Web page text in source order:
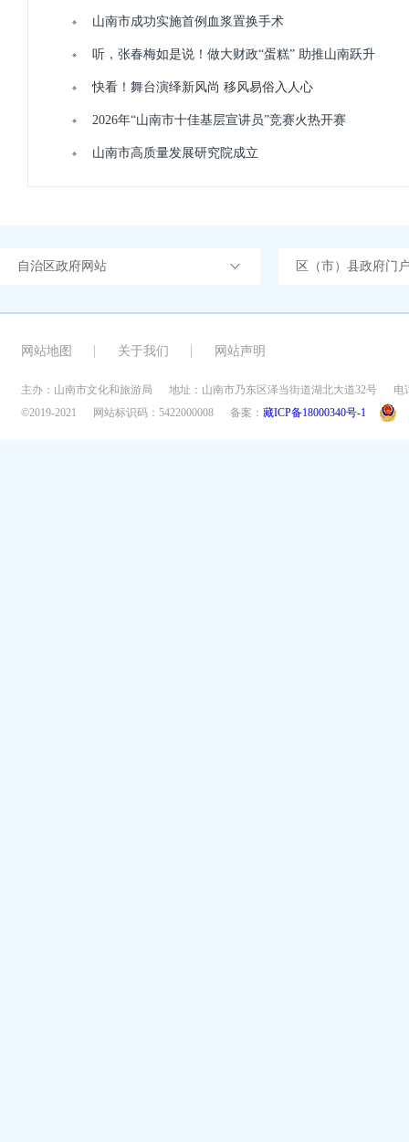
山南市成功实施首例血浆置换手术
听，张春梅如是说！做大财政“蛋糕” 助推山南跃升
快看！舞台演绎新风尚 移风易俗入人心
2026年“山南市十佳基层宣讲员”竞赛火热开赛
山南市高质量发展研究院成立
自治区政府网站 区（市）县政府门
网站地图 关于我们 网站声明
主办：山南市文化和旅游局 地址：山南市乃东区泽当街道湖北大道32号
电
©2019-2021
网站标识码：5422000008 备案： 藏ICP备18000340号-1